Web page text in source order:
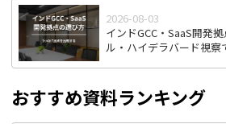
2026-08-03
インドGCC・SaaS開発
ル・ハイデラバード視察
おすすめ資料ランキング